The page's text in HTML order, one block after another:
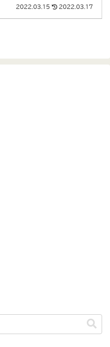
2022.03.15 2022.03.17